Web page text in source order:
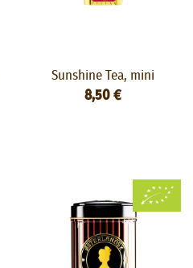
Sunshine Tea, mini
8,50 €